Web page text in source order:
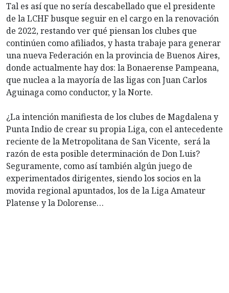
Tal es así que no sería descabellado que el presidente
de la LCHF busque seguir en el cargo en la renovación
de 2022, restando ver qué piensan los clubes que
continúen como afiliados, y hasta trabaje para generar
una nueva Federación en la provincia de Buenos Aires,
donde actualmente hay dos: la Bonaerense Pampeana,
que nuclea a la mayoría de las ligas con Juan Carlos
Aguinaga como conductor, y la Norte.
¿La intención manifiesta de los clubes de Magdalena y
Punta Indio de crear su propia Liga, con el antecedente
reciente de la Metropolitana de San Vicente, será la
razón de esta posible determinación de Don Luis?
Seguramente, como así también algún juego de
experimentados dirigentes, siendo los socios en la
movida regional apuntados, los de la Liga Amateur
Platense y la Dolorense…